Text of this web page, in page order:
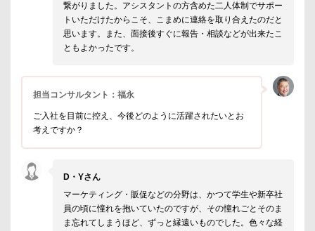
繋がりました。アシスタントの方含めた二人体制でサポー
トいただけたからこそ、こまめに連絡を取り合えたのだと
思います。また、面接後すぐに報告・相談などが出来たこ
ともよかったです。
担当コンサルタント：福永
ご入社を目前に控え、今後どのように活躍されたいとお
考えですか？
D・Yさん
マーケティング・販促などの分野は、かつて学生や新卒社
員の頃に憧れを抱いていたのですが、その憧れごとそのま
ま忘れてしまうほど、ずっと縁遠いものでした。色々な経